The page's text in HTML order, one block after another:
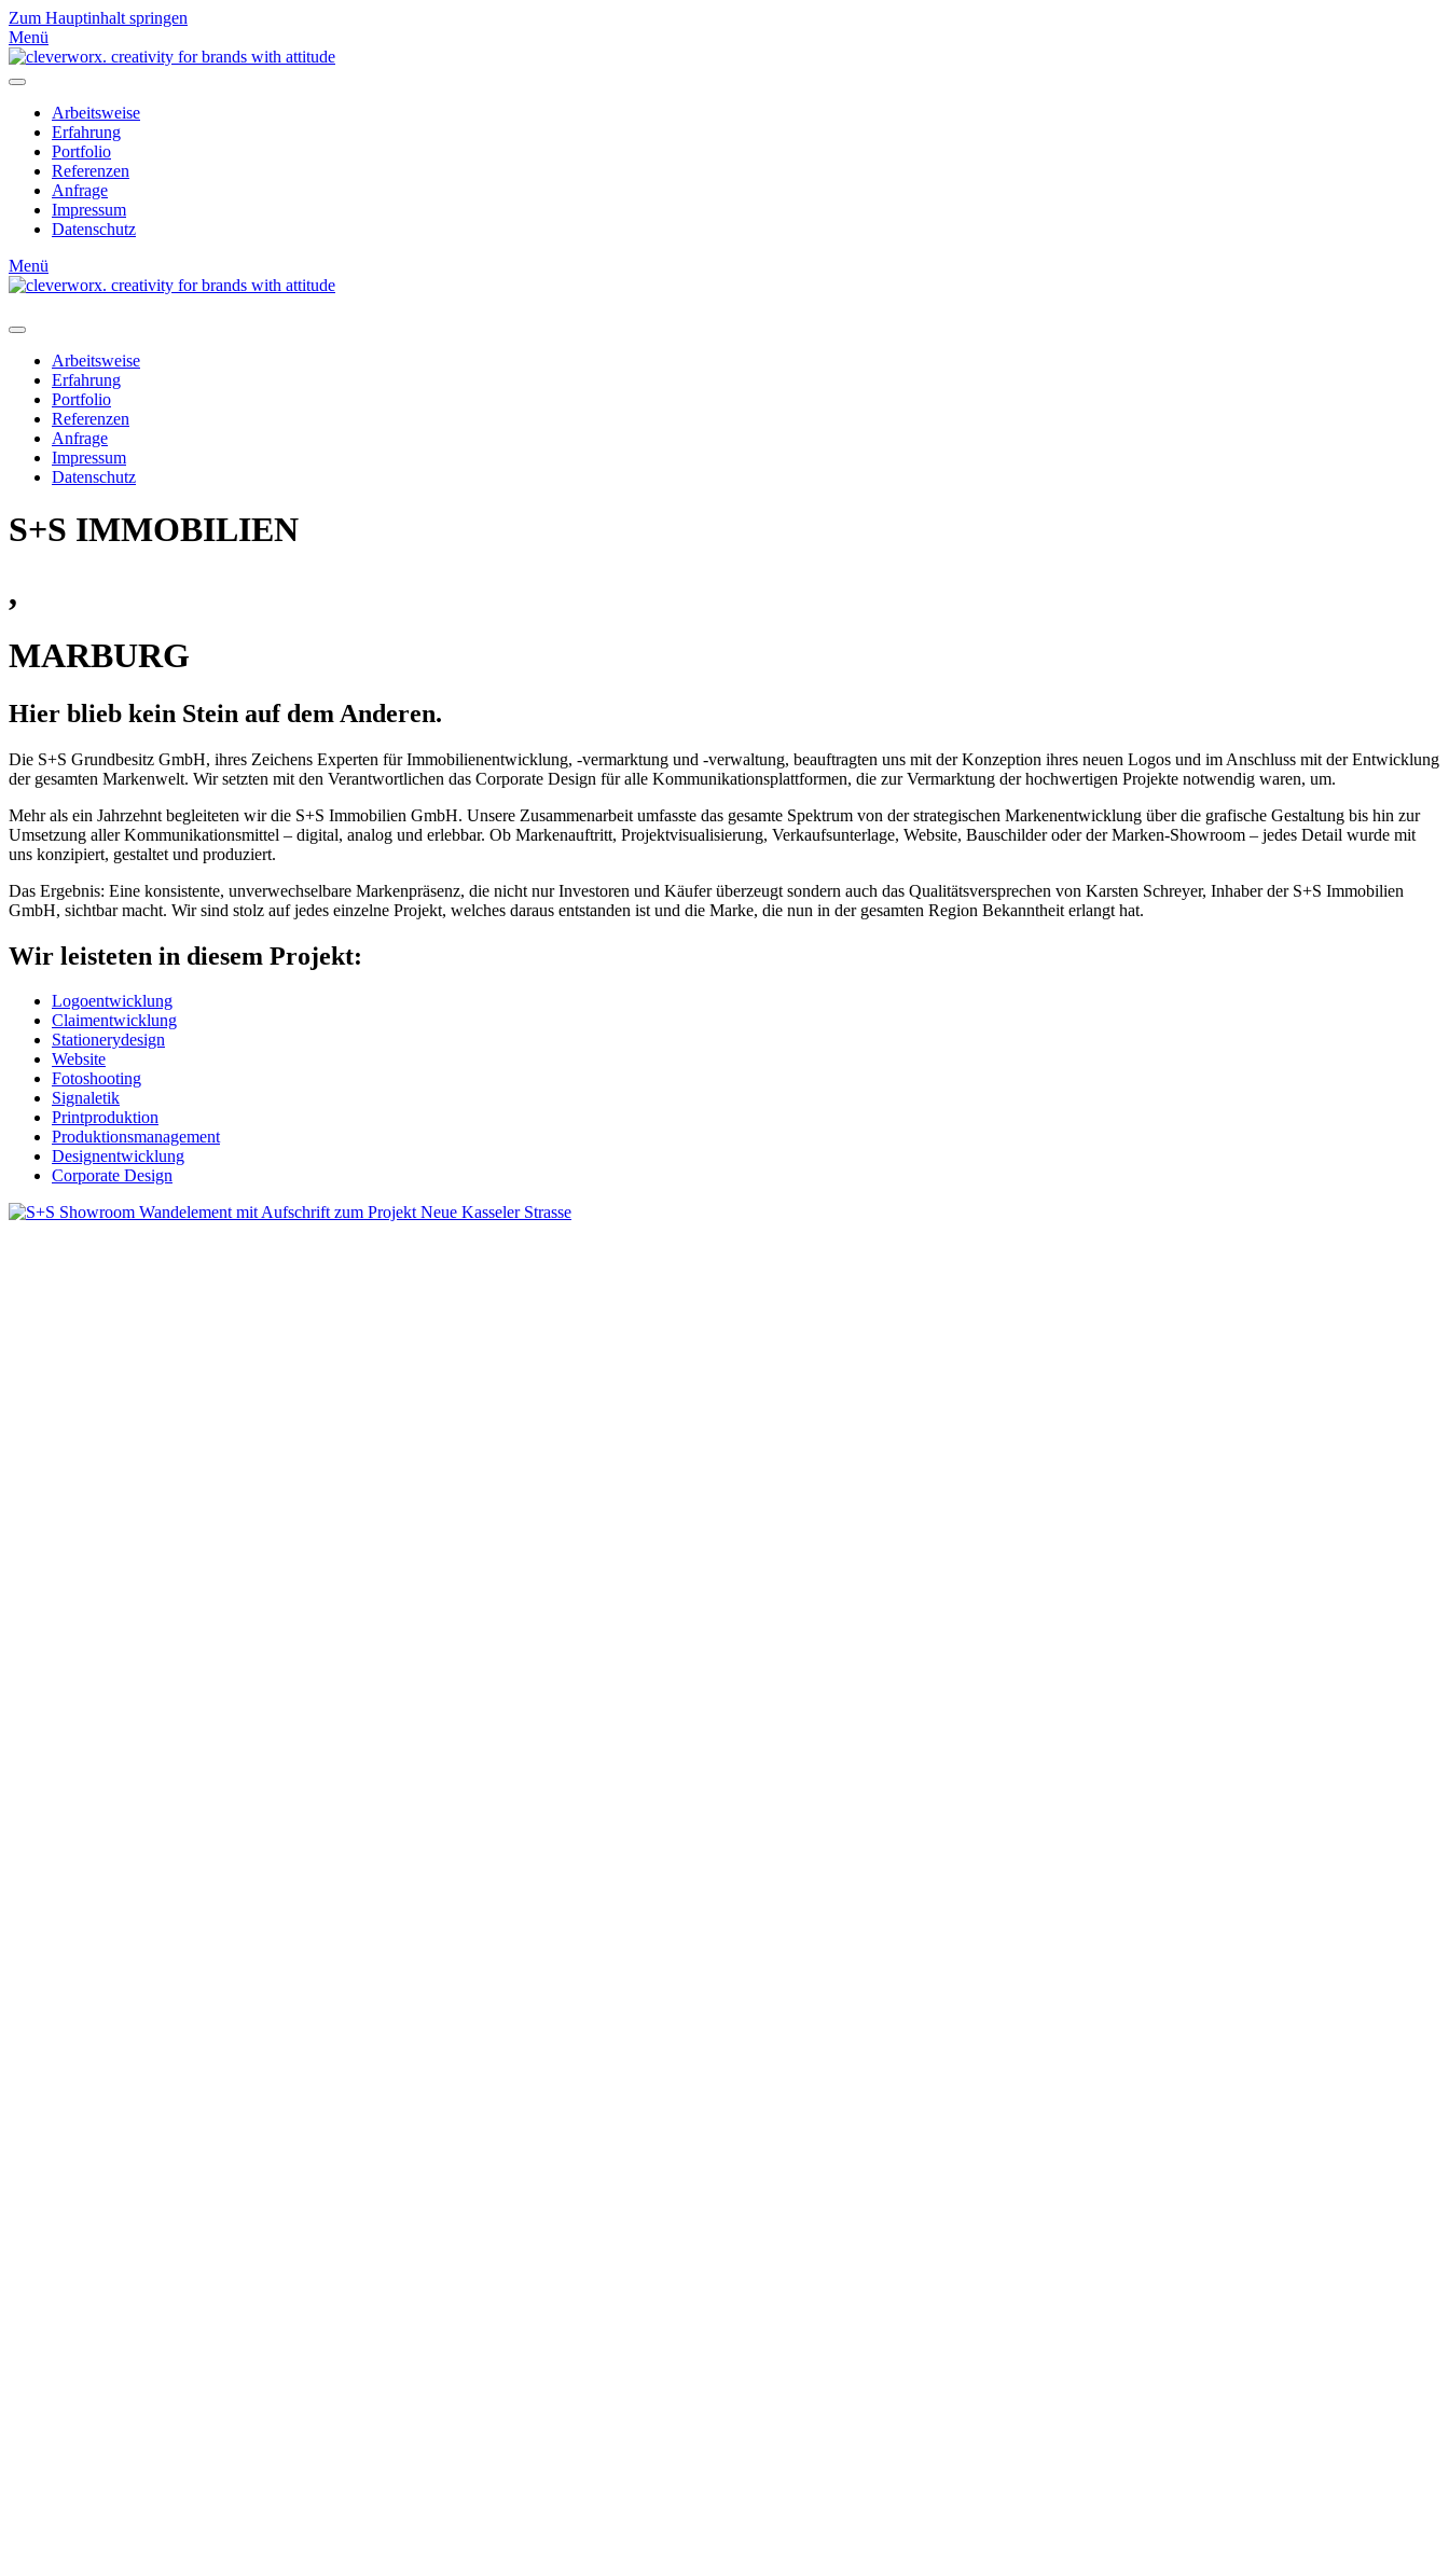
Zum Hauptinhalt springen
Menü
Arbeitsweise
Erfahrung
Portfolio
Referenzen
Anfrage
Impressum
Datenschutz
Menü
Arbeitsweise
Erfahrung
Portfolio
Referenzen
Anfrage
Impressum
Datenschutz
S+S IMMOBILIEN
,
MARBURG
Hier blieb kein Stein auf dem Anderen.
Die S+S Grundbesitz GmbH, ihres Zeichens Experten für Immobilienentwicklung, -vermarktung und -verwaltung, beauftragten uns mit der Konzeption ihres neuen Logos und im Anschluss mit der Entwicklung
der gesamten Markenwelt. Wir setzten mit den Verantwortlichen das Corporate Design für alle Kommunikationsplattformen, die zur Vermarktung der hochwertigen Projekte notwendig waren, um.
Mehr als ein Jahrzehnt begleiteten wir die S+S Immobilien GmbH. Unsere Zusammenarbeit umfasste das gesamte Spektrum von der strategischen Markenentwicklung über die grafische Gestaltung bis hin zur
Umsetzung aller Kommunikationsmittel – digital, analog und erlebbar. Ob Markenauftritt, Projektvisualisierung, Verkaufsunterlage, Website, Bauschilder oder der Marken-Showroom – jedes Detail wurde mit
uns konzipiert, gestaltet und produziert.
Das Ergebnis: Eine konsistente, unverwechselbare Markenpräsenz, die nicht nur Investoren und Käufer überzeugt sondern auch das Qualitätsversprechen von Karsten Schreyer, Inhaber der S+S Immobilien
GmbH, sichtbar macht. Wir sind stolz auf jedes einzelne Projekt, welches daraus entstanden ist und die Marke, die nun in der gesamten Region Bekanntheit erlangt hat.
Wir leisteten in diesem Projekt:
Logoentwicklung
Claimentwicklung
Stationerydesign
Website
Fotoshooting
Signaletik
Printproduktion
Produktionsmanagement
Designentwicklung
Corporate Design